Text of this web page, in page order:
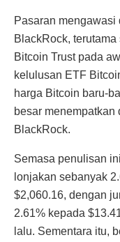
Pasaran
BlackRock,
Bitcoin Trust pada
kelulusan ETF
harga Bitcoin baru-
besar
BlackRock.
Semasa penulisan
lonjakan sebanyak
$2,060.16, dengan
2.61% kepada
lalu. Sementara itu,